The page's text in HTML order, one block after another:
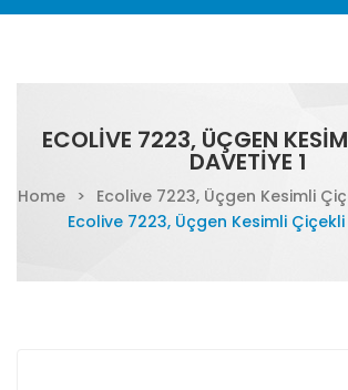
ECOLIVE 7223, ÜÇGEN
DAVETIYE 1
Home > Ecolive 7223, Üçgen Kesimli
Ecolive 7223, Üçgen Kesimli Çiçekli